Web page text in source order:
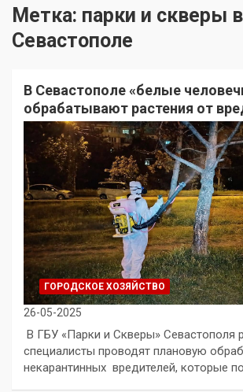
Метка: парки и скверы в
Севастополе
В Севастополе «белые
обрабатывают растения от
ГОРОДСКОЕ ХОЗЯЙСТВО
26-05-2025
В ГБУ «Парки и Скверы» Севастополя
специалисты проводят плановую
некарантинных вредителей, которые